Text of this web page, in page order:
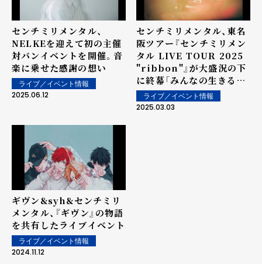
センチミリメンタル、
NELKEを迎えて初の主催
対バンイベントを開催。音
楽に乗せた感謝の想い
ライブ／イベント情報
2025.06.12
センチミリメンタル、東名
阪ツアー『センチミリメン
タル LIVE TOUR 2025
"ribbon"』が大盛況の下
に終幕「みんなの生きる
日々を優しく守れたら」～
ライブレポート
ライブ／イベント情報
2025.03.03
ギヴン&syh&センチミリ
メンタル、『ギヴン』の物語
を共有したライブイベント
ライブ／イベント情報
2024.11.12